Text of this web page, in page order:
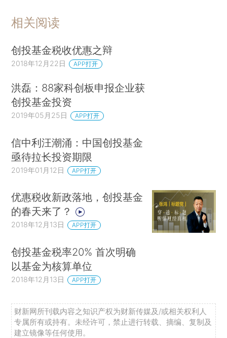
相关阅读
创投基金税收优惠之辩
2018年12月22日 APP打开
洪磊：88家科创板申报企业获
创投基金投资
2019年05月25日 APP打开
信中利汪潮涌：中国创投基金
亟待拉长投资期限
2019年01月12日 APP打开
优惠税收新政落地，创投基金
的春天来了？
2018年12月13日 APP打开
创投基金税率20% 首次明确
以基金为核算单位
2018年12月13日 APP打开
财新网所刊载内容之知识产权为财新传媒及/或相关权利人
专属所有或持有。未经许可，禁止进行转载、摘编、复制及
建立镜像等任何使用。